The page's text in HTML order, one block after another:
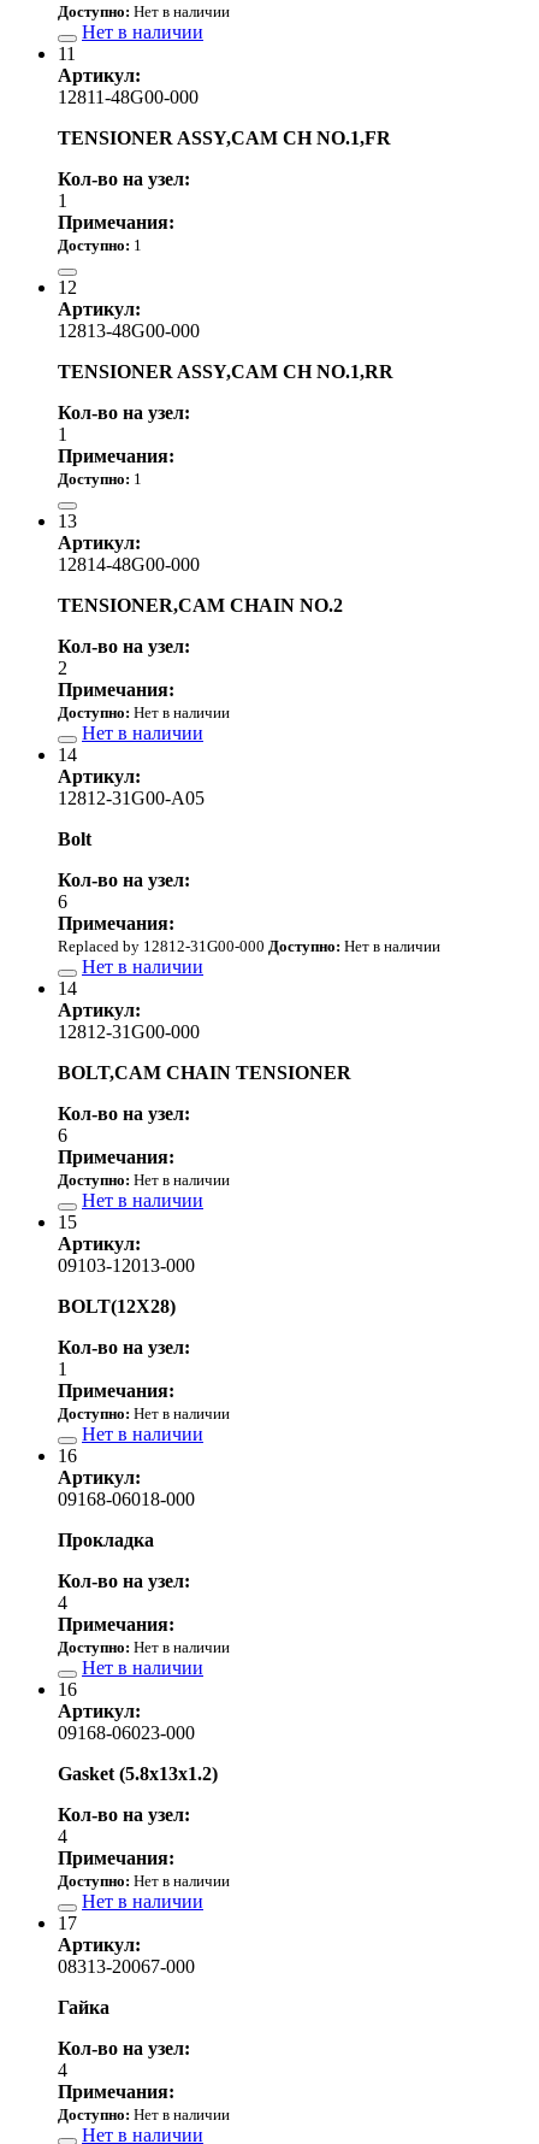
Доступно: Нет в наличии
Нет в наличии
11
Артикул:
12811-48G00-000
TENSIONER ASSY,CAM CH NO.1,FR
Кол-во на узел:
1
Примечания:
Доступно: 1
12
Артикул:
12813-48G00-000
TENSIONER ASSY,CAM CH NO.1,RR
Кол-во на узел:
1
Примечания:
Доступно: 1
13
Артикул:
12814-48G00-000
TENSIONER,CAM CHAIN NO.2
Кол-во на узел:
2
Примечания:
Доступно: Нет в наличии
Нет в наличии
14
Артикул:
12812-31G00-A05
Bolt
Кол-во на узел:
6
Примечания:
Replaced by 12812-31G00-000 Доступно: Нет в наличии
Нет в наличии
14
Артикул:
12812-31G00-000
BOLT,CAM CHAIN TENSIONER
Кол-во на узел:
6
Примечания:
Доступно: Нет в наличии
Нет в наличии
15
Артикул:
09103-12013-000
BOLT(12X28)
Кол-во на узел:
1
Примечания:
Доступно: Нет в наличии
Нет в наличии
16
Артикул:
09168-06018-000
Прокладка
Кол-во на узел:
4
Примечания:
Доступно: Нет в наличии
Нет в наличии
16
Артикул:
09168-06023-000
Gasket (5.8x13x1.2)
Кол-во на узел:
4
Примечания:
Доступно: Нет в наличии
Нет в наличии
17
Артикул:
08313-20067-000
Гайка
Кол-во на узел:
4
Примечания:
Доступно: Нет в наличии
Нет в наличии